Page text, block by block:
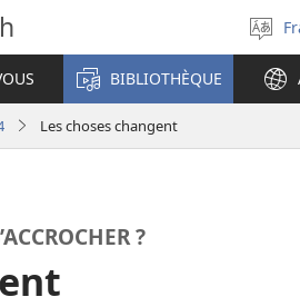
BIBLIOTHÈQUE
Les choses changent
?